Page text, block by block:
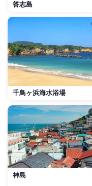
答志島
千鳥ヶ浜海水浴場
神島